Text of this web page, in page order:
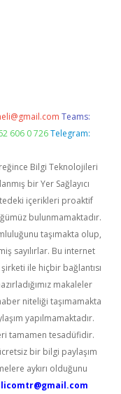
Teams:
606 0 726 Telegram:
Bilgi Teknolojileri
bir Yer Sağlayıcı
içerikleri proaktif
bulunmamaktadır.
taşımakta olup,
sayılırlar. Bu internet
ile hiçbir bağlantısı
makaleler
niteliği taşımamakta
yapılmamaktadır.
tamamen tesadüfidir.
bir bilgi paylaşım
aykırı olduğunu